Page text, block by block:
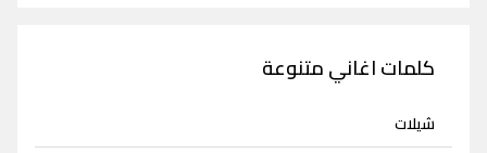
كلمات اغاني متنوعة
شيلات